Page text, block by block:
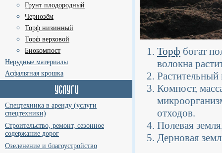
Грунт плодородный
Чернозём
Торф низинный
Торф верховой
Биокомпост
Нерудные материалы
Асфальтная крошка
Спецтехника в аренду (услуги
спецтехники)
Строительство, ремонт, сезонное
содержание дорог
Озеленение и благоустройство
Торф богат
волокна
Компост,
отходов.
Полевая
Дерновая